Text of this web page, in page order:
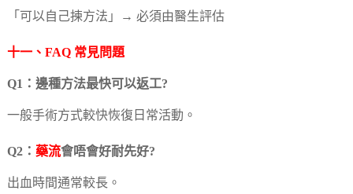
「可以自己揀方法」→ 必須由醫生評估
十一、FAQ 常見問題
Q1：邊種方法最快可以返工?
一般手術方式較快恢復日常活動。
Q2： 藥流會唔會好耐先好?
出血時間通常較長。